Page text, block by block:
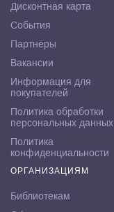
Дисконтная карта
События
Партнёры
Вакансии
Информация для
покупателей
Политика обработки
персональных данных
Политика
конфиденциальности
ОРГАНИЗАЦИЯМ
Библиотекам